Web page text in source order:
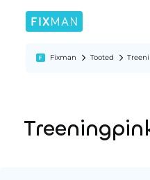
Fixman Tooted